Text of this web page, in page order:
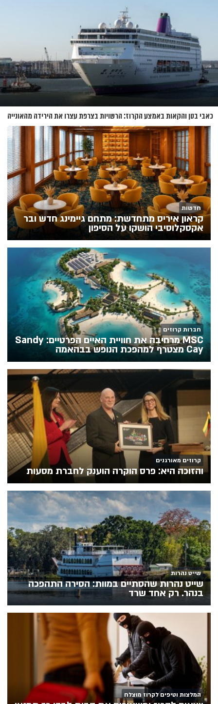
כאבי בטן והקאות באמצע הקרוז: הרשויות בצרפת עצרו את הירידה מהאונייה
חדשות
קראון איריס מתחדשת: מתחם גיימינג חדש ובר
אקסקלוסיבי הושקו על הסיפון
חברות קרוזים
MSC מרחיבה את חוויית האיים הפרטיים: Sandy
Cay מצטרף למהפכת הנופש בבהאמה
קרוזים מאורגנים
והזוכה היא: פרס הוקרה הוענק לחברת מסעות
שייט נהרות
שייט נהרות שהסתיים במוות: הסירה התהפכה
בנהר. רק אחד שרד
המלצות וטיפים לקרוז מוצלח